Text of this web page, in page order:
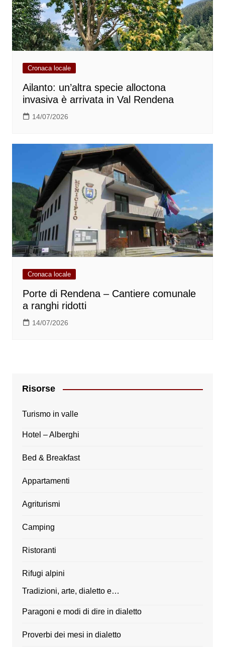
Cronaca locale
Ailanto: un’altra specie alloctona
invasiva è arrivata in Val Rendena
14/07/2026
Cronaca locale
Porte di Rendena – Cantiere comunale
a ranghi ridotti
14/07/2026
Risorse
Turismo in valle
Hotel – Alberghi
Bed & Breakfast
Appartamenti
Agriturismi
Camping
Ristoranti
Rifugi alpini
Tradizioni, arte, dialetto e…
Paragoni e modi di dire in dialetto
Proverbi dei mesi in dialetto